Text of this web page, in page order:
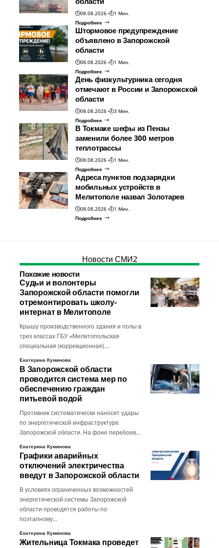
08.08.2026
1 Мин.
Подробнее
Штормовое предупреждение
объявлено в Запорожской
области
08.08.2026
1 Мин.
Подробнее
День физкультурника сегодня
отмечают в России и Запорожской
области
08.08.2026
3 Мин.
Подробнее
В Токмаке шефы из Пензы
заменили более 300 метров
теплотрассы
08.08.2026
1 Мин.
Подробнее
Адреса пунктов подзарядки
мобильных устройств в
Мелитополе назвал Золотарев
08.08.2026
1 Мин.
Подробнее
Новости СМИ2
Похожие новости
Судьи и волонтеры
Запорожской области помогли
отремонтировать школу-
интернат в Мелитополе
Крышу производственного здания и полы в
трех классах ГБУ «Мелитопольская
специальная (коррекционная)…
Екатерина Куминова
В Запорожской области
проводится система мер по
обеспечению граждан
питьевой водой
Противник систематически наносит удары
по энергетической инфраструктуре
Запорожской области. На фоне перебоев…
Екатерина Куминова
Графики аварийных
отключений электричества
введут в Запорожской области
В условиях ограниченных возможностей
энергетической системы Запорожской
области проводятся работы по
поэтапному…
Екатерина Куминова
Жительница Токмака проведет